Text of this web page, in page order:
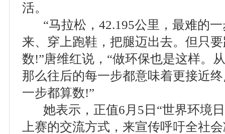
活。
“马拉松，42.195公里，最难的一
来、穿上跑鞋，把腿迈出去。但只
数!”唐维红说，“做环保也是这样。
那么往后的每一步都意味着更接近
一步都算数!”
她表示，正值6月5日“世界环境日
上赛的交流方式，来宣传呼吁全社